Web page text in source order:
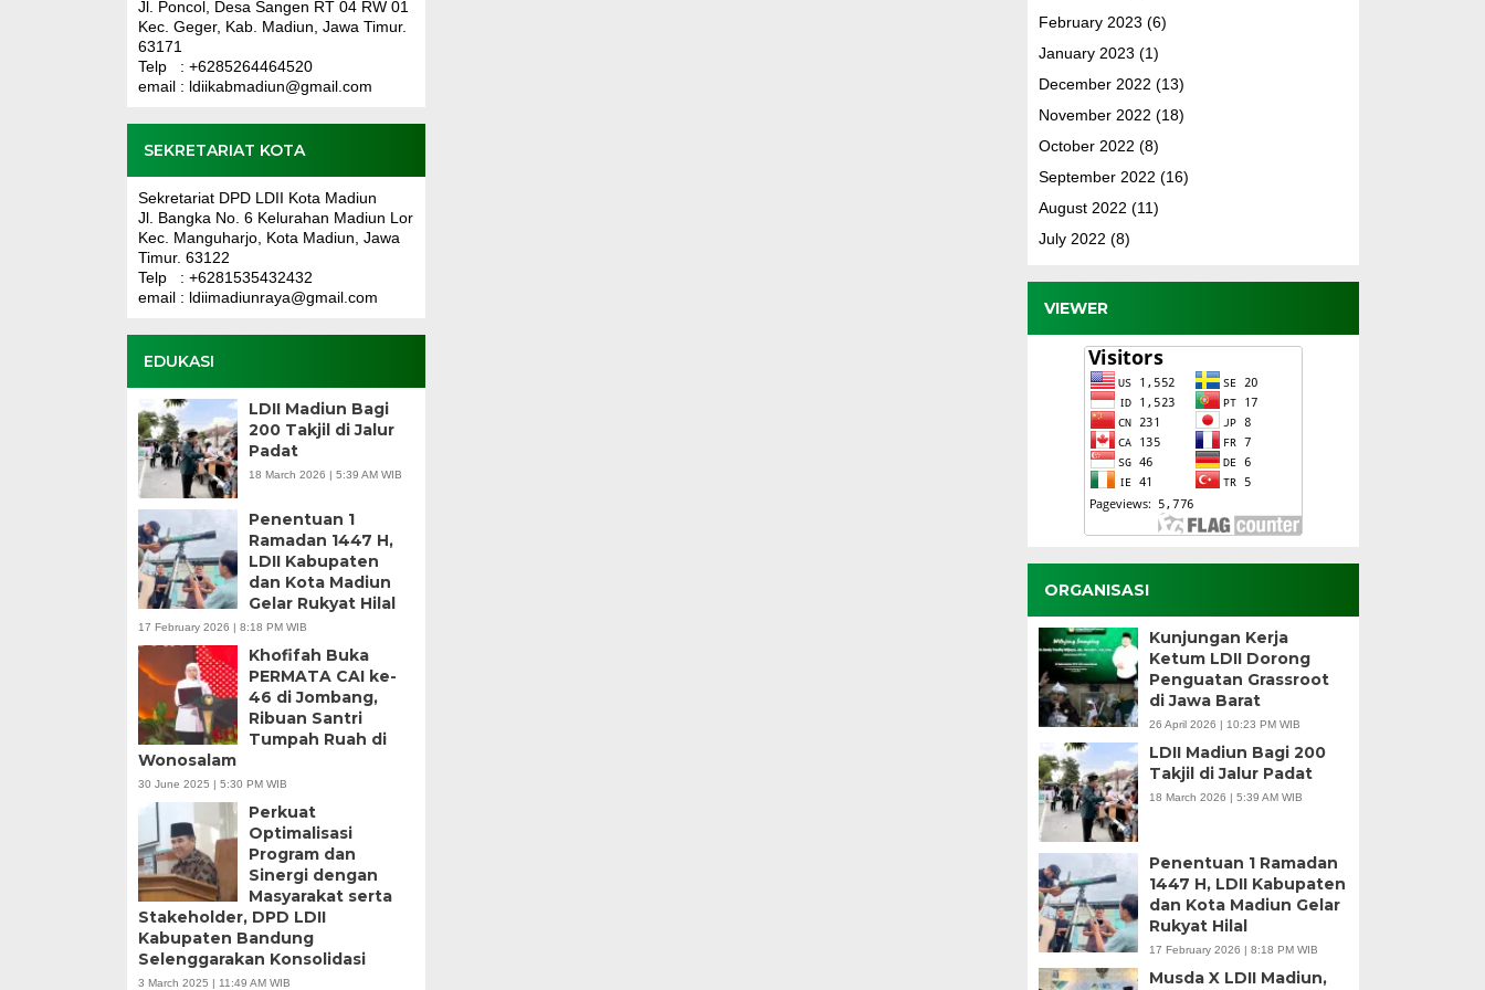
Jl. Poncol, Desa Sangen RT 04 RW 01
Kec. Geger, Kab. Madiun, Jawa Timur.
63171
Telp : +6285264464520
email : ldiikabmadiun@gmail.com
SEKRETARIAT KOTA
Sekretariat DPD LDII Kota Madiun
Jl. Bangka No. 6 Kelurahan Madiun Lor
Kec. Manguharjo, Kota Madiun, Jawa
Timur. 63122
Telp : +6281535432432
email : ldiimadiunraya@gmail.com
EDUKASI
LDII Madiun Bagi
200 Takjil di Jalur
Padat
18 March 2026 | 5:39 AM WIB
Penentuan 1
Ramadan 1447 H,
LDII Kabupaten
dan Kota Madiun
Gelar Rukyat Hilal
17 February 2026 | 8:18 PM WIB
Khofifah Buka
PERMATA CAI ke-
46 di Jombang,
Ribuan Santri
Tumpah Ruah di
Wonosalam
30 June 2025 | 5:30 PM WIB
Perkuat
Optimalisasi
Program dan
Sinergi dengan
Masyarakat serta
Stakeholder, DPD LDII
Kabupaten Bandung
Selenggarakan Konsolidasi
3 March 2025 | 11:49 AM WIB
February 2023 (6)
January 2023 (1)
December 2022 (13)
November 2022 (18)
October 2022 (8)
September 2022 (16)
August 2022 (11)
July 2022 (8)
VIEWER
ORGANISASI
Kunjungan Kerja
Ketum LDII Dorong
Penguatan Grassroot
di Jawa Barat
26 April 2026 | 10:23 PM WIB
LDII Madiun Bagi 200
Takjil di Jalur Padat
18 March 2026 | 5:39 AM WIB
Penentuan 1 Ramadan
1447 H, LDII Kabupaten
dan Kota Madiun Gelar
Rukyat Hilal
17 February 2026 | 8:18 PM WIB
Musda X LDII Madiun,